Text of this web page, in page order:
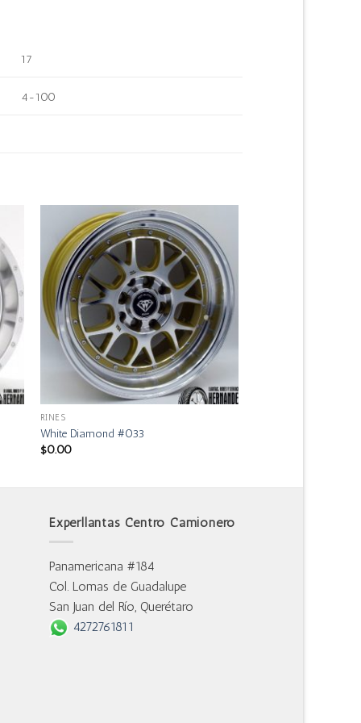
17
4-100
RINES
White Diamond #033
$0.00
Experllantas Centro Camionero
Panamericana #184
Col. Lomas de Guadalupe
San Juan del Río, Querétaro
4272761811